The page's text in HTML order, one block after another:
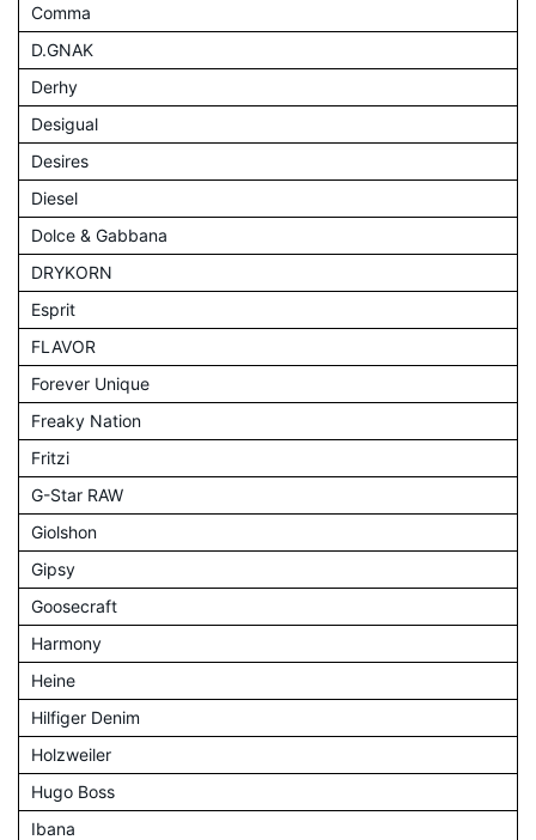
Comma
D.GNAK
Derhy
Desigual
Desires
Diesel
Dolce & Gabbana
DRYKORN
Esprit
FLAVOR
Forever Unique
Freaky Nation
Fritzi
G-Star RAW
Giolshon
Gipsy
Goosecraft
Harmony
Heine
Hilfiger Denim
Holzweiler
Hugo Boss
Ibana